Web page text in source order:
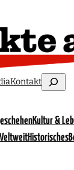
KontaktSuchen
Kultur &
Historisches